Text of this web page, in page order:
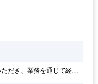
だき、業務を通じて経理